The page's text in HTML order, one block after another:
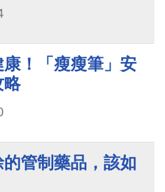
！「瘦瘦筆」安
略
管制藥品，該如